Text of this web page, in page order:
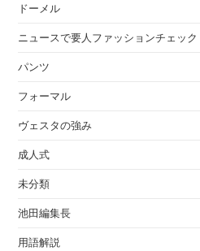
ドーメル
ニュースで要人ファッションチェック
パンツ
フォーマル
ヴェスタの強み
成人式
未分類
池田編集長
用語解説